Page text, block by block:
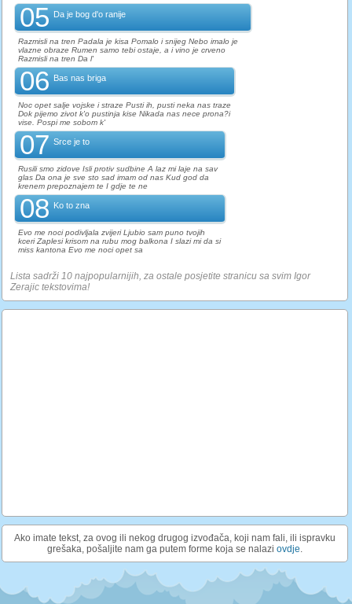
05 Da je bog d'o ranije
Razmisli na tren Padala je kisa Pomalo i snijeg Nebo imalo je
vlazne obraze Rumen samo tebi ostaje, a i vino je crveno
Razmisli na tren Da l'
06 Bas nas briga
Noc opet salje vojske i straze Pusti ih, pusti neka nas traze
Dok pijemo zivot k'o pustinja kise Nikada nas nece prona?i
vise. Pospi me sobom k'
07 Srce je to
Rusili smo zidove Isli protiv sudbine A laz mi laje na sav
glas Da ona je sve sto sad imam od nas Kud god da
krenem prepoznajem te I gdje te ne
08 Ko to zna
Evo me noci podivljala zvijeri Ljubio sam puno tvojih
kceri Zaplesi krisom na rubu mog balkona I slazi mi da si
miss kantona Evo me noci opet sa
Lista sadrži 10 najpopularnijih, za ostale posjetite stranicu sa svim Igor
Zerajic tekstovima!
Ako imate tekst, za ovog ili nekog drugog izvođača, koji nam fali, ili ispravku
grešaka, pošaljite nam ga putem forme koja se nalazi ovdje.